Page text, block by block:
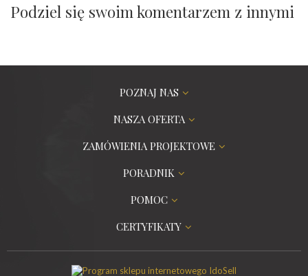
Podziel się swoim komentarzem z innymi
POZNAJ NAS
NASZA OFERTA
ZAMÓWIENIA PROJEKTOWE
PORADNIK
POMOC
CERTYFIKATY